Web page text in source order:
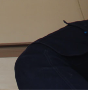
いする場合は、
示した上で、当社
の達成に必要な限
す。
用